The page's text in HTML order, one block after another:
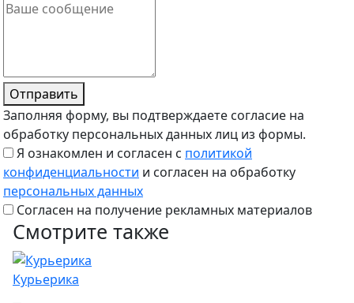
Отправить
Заполняя форму, вы подтверждаете согласие на
обработку персональных данных лиц из формы.
Я ознакомлен и согласен с политикой
конфиденциальности и согласен на обработку
персональных данных
Согласен на получение рекламных материалов
Смотрите также
Курьерика